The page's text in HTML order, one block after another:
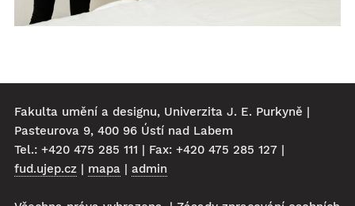
Fakulta umění a designu, Univerzita J. E. Purkyně |
Pasteurova 9, 400 96 Ústí nad Labem
Tel.: +420 475 285 111 | Fax: +420 475 285 127 |
fud.ujep.cz | mapa | admin